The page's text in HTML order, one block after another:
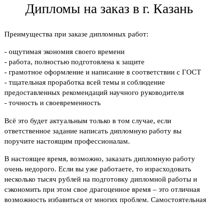
Дипломы на заказ в г. Казань
Преимущества при заказе дипломных работ:
- ощутимая экономия своего времени
- работа, полностью подготовлена к защите
- грамотное оформление и написание в соответствии с ГОСТ
- тщательная проработка всей темы и соблюдение
предоставленных рекомендаций научного руководителя
- точность и своевременность
Всё это будет актуальным только в том случае, если
ответственное задание написать дипломную работу вы
поручите настоящим профессионалам.
В настоящее время, возможно, заказать дипломную работу
очень недорого. Если вы уже работаете, то израсходовать
несколько тысяч рублей на подготовку дипломной работы и
сэкономить при этом свое драгоценное время – это отличная
возможность избавиться от многих проблем. Самостоятельная